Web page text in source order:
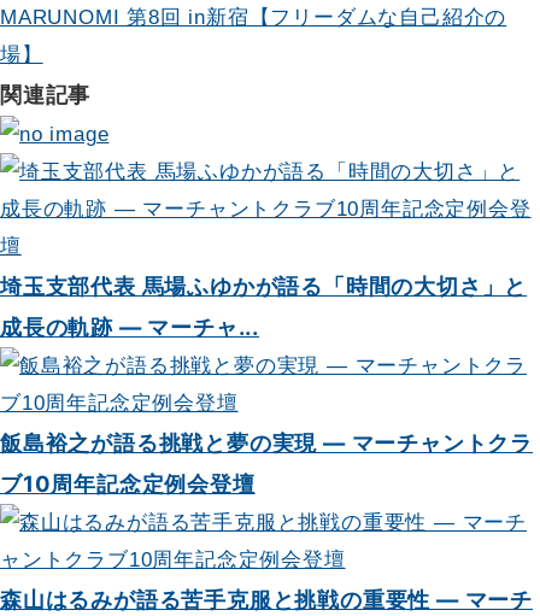
ビ
ゲ
ー
シ
ョ
ン
MARUNOMI 第8回 in新宿【フリーダムな自己紹介の
場】
関連記事
埼玉支部代表 馬場ふゆかが語る「時間の大切さ」と
成長の軌跡 — マーチャ...
飯島裕之が語る挑戦と夢の実現 — マーチャントクラ
ブ10周年記念定例会登壇
森山はるみが語る苦手克服と挑戦の重要性 — マーチ